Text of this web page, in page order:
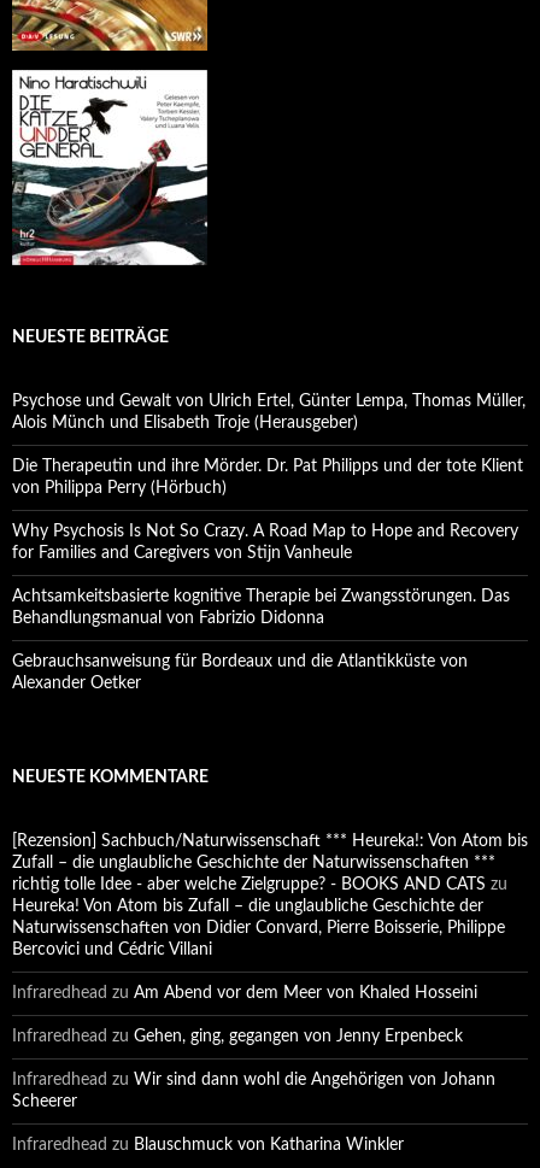
NEUESTE BEITRÄGE
Psychose und Gewalt von Ulrich Ertel, Günter Lempa, Thomas Müller,
Alois Münch und Elisabeth Troje (Herausgeber)
Die Therapeutin und ihre Mörder. Dr. Pat Philipps und der tote Klient
von Philippa Perry (Hörbuch)
Why Psychosis Is Not So Crazy. A Road Map to Hope and Recovery
for Families and Caregivers von Stijn Vanheule
Achtsamkeitsbasierte kognitive Therapie bei Zwangsstörungen. Das
Behandlungsmanual von Fabrizio Didonna
Gebrauchsanweisung für Bordeaux und die Atlantikküste von
Alexander Oetker
NEUESTE KOMMENTARE
[Rezension] Sachbuch/Naturwissenschaft *** Heureka!: Von Atom bis
Zufall – die unglaubliche Geschichte der Naturwissenschaften ***
richtig tolle Idee - aber welche Zielgruppe? - BOOKS AND CATS zu
Heureka! Von Atom bis Zufall – die unglaubliche Geschichte der
Naturwissenschaften von Didier Convard, Pierre Boisserie, Philippe
Bercovici und Cédric Villani
Infraredhead zu Am Abend vor dem Meer von Khaled Hosseini
Infraredhead zu Gehen, ging, gegangen von Jenny Erpenbeck
Infraredhead zu Wir sind dann wohl die Angehörigen von Johann
Scheerer
Infraredhead zu Blauschmuck von Katharina Winkler